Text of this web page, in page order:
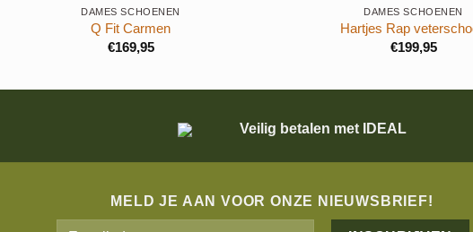
DAMES SCHOENEN
Q Fit Carmen
€169,95
DAMES SCHOENEN
Hartjes Rap
€199,95
Veilig betalen met IDEAL
MELD JE AAN VOOR ONZE NIEUWSBRIEF!